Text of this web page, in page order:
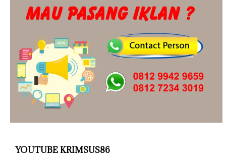
YOUTUBE KRIMSUS86